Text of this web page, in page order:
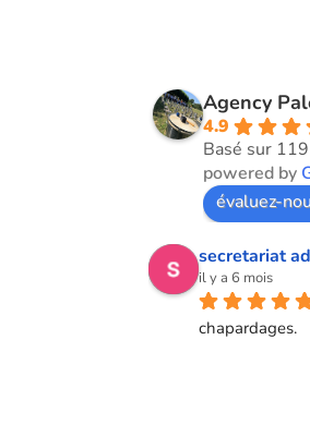
Agency
4.9
Basé sur
powered by
évaluez-
secretariat
il y a 6 mois
chapardages.